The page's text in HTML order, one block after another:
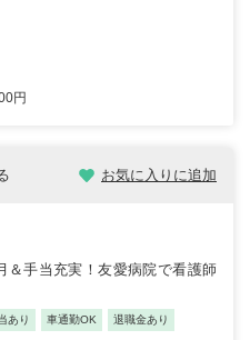
円
お気に入りに追加
手当充実！友愛病院で看護師
あり 車通勤OK 退職金あり